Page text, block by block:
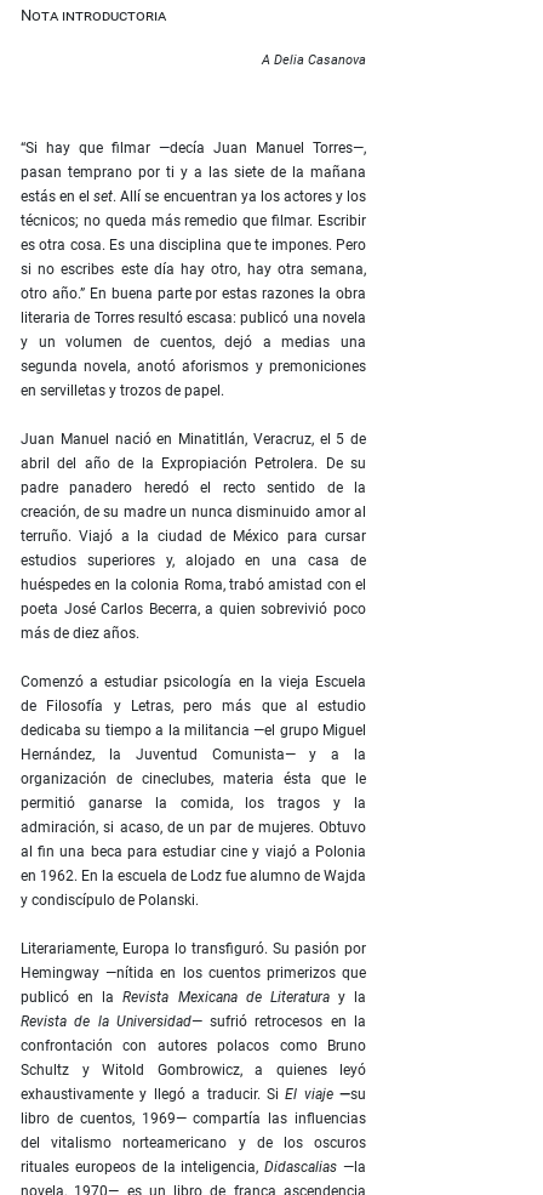
Nota introductoria
A Delia Casanova
“Si hay que filmar —decía Juan Manuel Torres—,
pasan temprano por ti y a las siete de la mañana
estás en elset. Allí se encuentran ya los actores y los
técnicos; no queda más remedio que filmar. Escribir
es otra cosa. Es una disciplina que te impones. Pero
si no escribes este día hay otro, hay otra semana,
otro año.” En buena parte por estas razones la obra
literaria de Torres resultó escasa: publicó una novela
y un volumen de cuentos, dejó a medias una
segunda novela, anotó aforismos y premoniciones
en servilletas y trozos de papel.
Juan Manuel nació en Minatitlán, Veracruz, el 5 de
abril del año de la Expropiación Petrolera. De su
padre panadero heredó el recto sentido de la
creación, de su madre un nunca disminuido amor al
terruño. Viajó a la ciudad de México para cursar
estudios superiores y, alojado en una casa de
huéspedes en la colonia Roma, trabó amistad con el
poeta José Carlos Becerra, a quien sobrevivió poco
más de diez años.
Comenzó a estudiar psicología en la vieja Escuela
de Filosofía y Letras, pero más que al estudio
dedicaba su tiempo a la militancia —el grupo Miguel
Hernández, la Juventud Comunista— y a la
organización de cineclubes, materia ésta que le
permitió ganarse la comida, los tragos y la
admiración, si acaso, de un par de mujeres. Obtuvo
al fin una beca para estudiar cine y viajó a Polonia
en 1962. En la escuela de Lodz fue alumno de Wajda
y condiscípulo de Polanski.
Literariamente, Europa lo transfiguró. Su pasión por
Hemingway —nítida en los cuentos primerizos que
publicó en laRevista Mexicana de Literaturay la
Revista de la Universidad— sufrió retrocesos en la
confrontación con autores polacos como Bruno
Schultz y Witold Gombrowicz, a quienes leyó
exhaustivamente y llegó a traducir. SiEl viaje —su
libro de cuentos, 1969— compartía las influencias
del vitalismo norteamericano y de los oscuros
rituales europeos de la inteligencia,Didascalias —la
novela, 1970— es un libro de franca ascendencia